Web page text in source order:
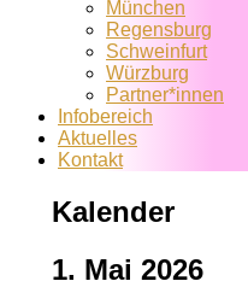
München
Regensburg
Schweinfurt
Würzburg
Partner*innen
Infobereich
Aktuelles
Kontakt
Kalender
1. Mai 2026